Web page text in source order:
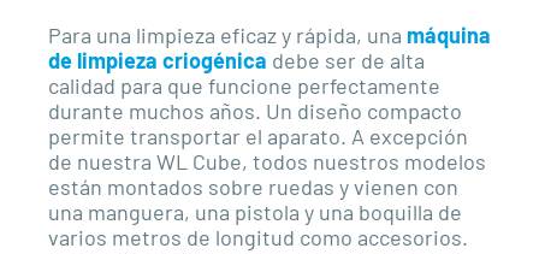
Para una limpieza eficaz y rápida, una máquina
de limpieza criogénica debe ser de alta
calidad para que funcione perfectamente
durante muchos años. Un diseño compacto
permite transportar el aparato. A excepción
de nuestra WL Cube, todos nuestros modelos
están montados sobre ruedas y vienen con
una manguera, una pistola y una boquilla de
varios metros de longitud como accesorios.